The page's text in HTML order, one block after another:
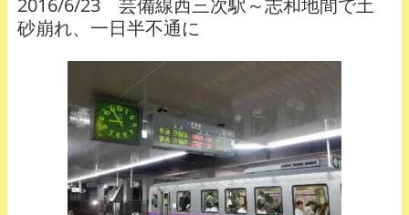
2016/6/23 芸備線西三次駅～志和地間で土
砂崩れ、一日半不通に